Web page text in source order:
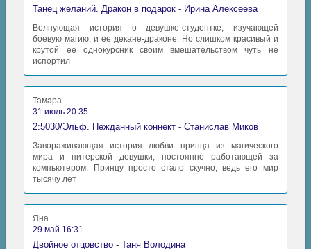
Танец желаний. Дракон в подарок - Ирина Алексеева
Волнующая история о девушке-студентке, изучающей
боевую магию, и ее декане-драконе. Но слишком красивый и
крутой ее однокурсник своим вмешательством чуть не
испортил
Тамара
31 июль 20:35
2:5030/Эльф. Нежданный коннект - Станислав Миков
Завораживающая история любви принца из магического
мира и питерской девушки, постоянно работающей за
компьютером. Принцу просто стало скучно, ведь его мир
тысячу лет
Яна
29 май 16:31
Двойное отцовство - Таня Володина